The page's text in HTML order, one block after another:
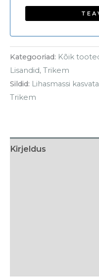
Kategooriad: Kõik
Lisandid, Trikem
Sildid: Lihasmassi
Trikem
Kirjeldus